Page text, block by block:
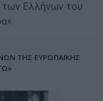
των Ελλήνων του
ΤΗΣ ΕΥΡΩΠΑΪΚΗΣ